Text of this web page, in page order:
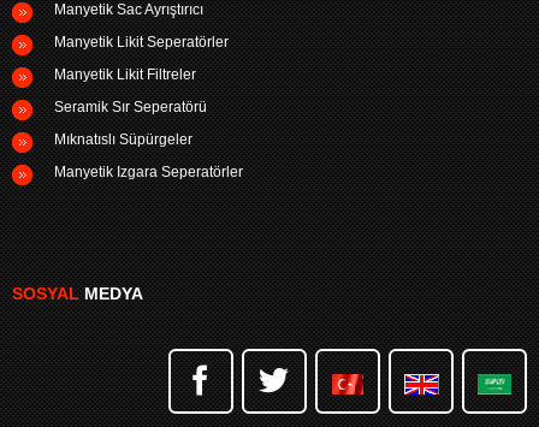
Manyetik Sac Ayrıştırıcı
Manyetik Likit Seperatörler
Manyetik Likit Filtreler
Seramik Sır Seperatörü
Mıknatıslı Süpürgeler
Manyetik Izgara Seperatörler
SOSYALMEDYA